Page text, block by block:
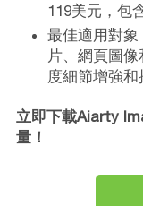
119美元，包
最佳適用對象
片、網頁圖
度細節增強和
立即下載Aiarty
量！